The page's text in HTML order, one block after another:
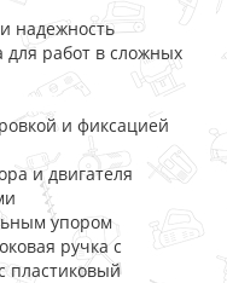
надежность
для работ в сложных
и фиксацией
и двигателя
упором
ручка с
пластиковый